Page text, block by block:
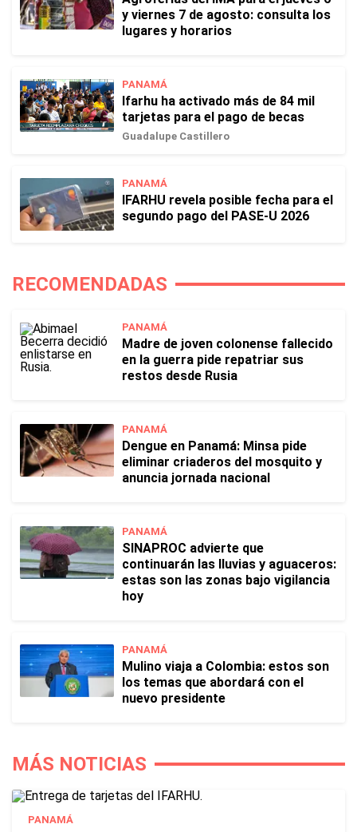
y viernes 7 de agosto: consulta los
lugares y horarios
PANAMÁ
Ifarhu ha activado más de 84 mil
tarjetas para el pago de becas
Guadalupe Castillero
PANAMÁ
IFARHU revela posible fecha para el
segundo pago del PASE-U 2026
RECOMENDADAS
PANAMÁ
Madre de joven colonense fallecido
en la guerra pide repatriar sus
restos desde Rusia
PANAMÁ
Dengue en Panamá: Minsa pide
eliminar criaderos del mosquito y
anuncia jornada nacional
PANAMÁ
SINAPROC advierte que
continuarán las lluvias y aguaceros:
estas son las zonas bajo vigilancia
hoy
PANAMÁ
Mulino viaja a Colombia: estos son
los temas que abordará con el
nuevo presidente
MÁS NOTICIAS
PANAMÁ